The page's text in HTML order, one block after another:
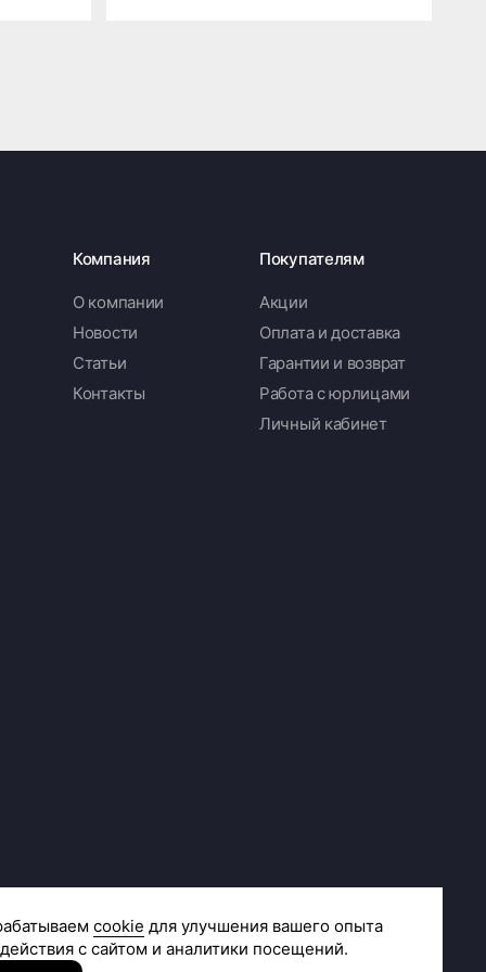
Компания
О компании
Новости
Статьи
Контакты
Покупателям
Акции
Оплата и доставка
Гарантии и возврат
Работа с юрлицами
Личный кабинет
Сделано в